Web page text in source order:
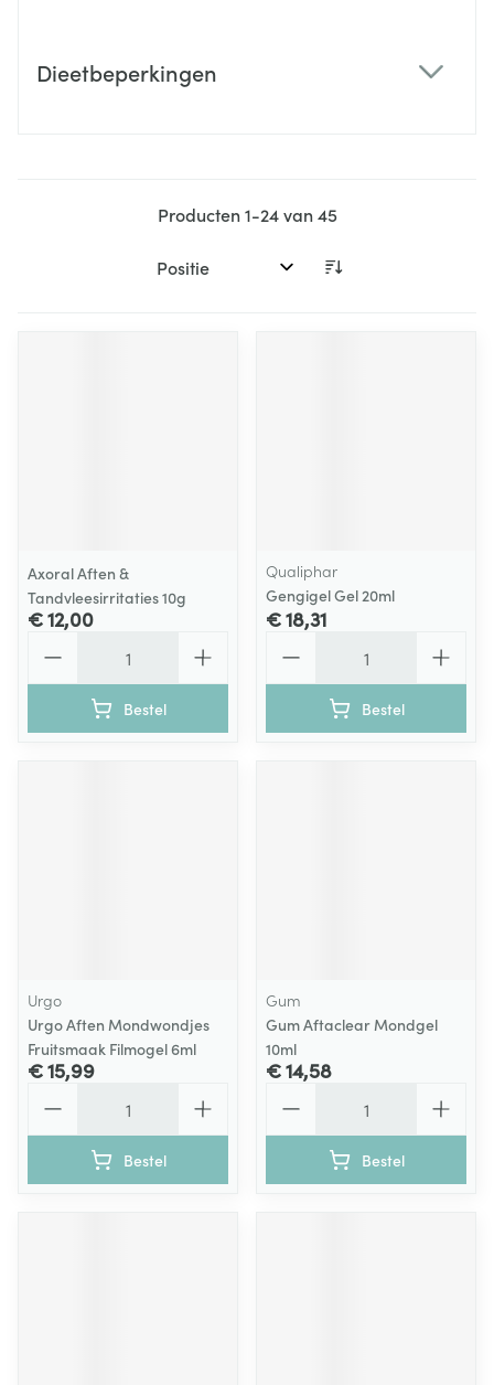
Dieetbeperkingen
Producten1-24van45
Sorteer op:
Axoral Aften &
Tandvleesirritaties 10g
€ 12,00
Bestel
Qualiphar
Gengigel Gel 20ml
€ 18,31
Bestel
Urgo
Urgo Aften Mondwondjes
Fruitsmaak Filmogel 6ml
€ 15,99
Bestel
Gum
Gum Aftaclear Mondgel
10ml
€ 14,58
Bestel